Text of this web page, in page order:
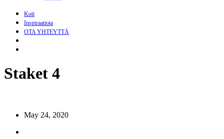
Koti
Inspiraatiota
OTA YHTEYTTÄ
Staket 4
May 24, 2020